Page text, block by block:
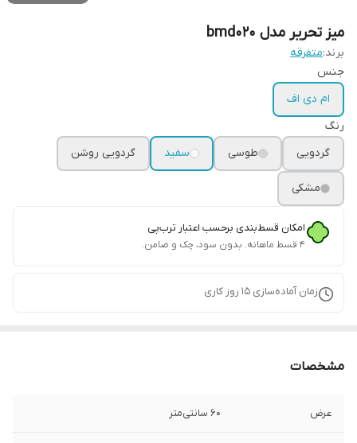
میز تحریر مدل bmd020
برند:متفرقه
جنس
ام دی اف
رنگ
گردویی
طوسی سفید گردویی روشن
مشکی
امکان قسط‌بندی برحسب اعتبار ترب‌پی
۴ قسط ماهانه. بدون سود، چک و ضامن.
زمان آماده‌سازی 15 روز کاری
مشخصات
عرض 60 سانتی‌متر